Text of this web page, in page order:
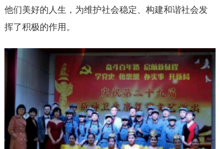
他们美好的人生，为维护社会稳定、构建和谐社会发
挥了积极的作用。